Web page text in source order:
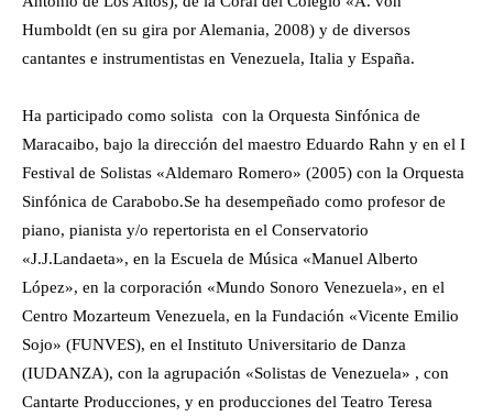
Humboldt (en su gira por Alemania, 2008) y de diversos
cantantes e instrumentistas en Venezuela, Italia y España.
Ha participado como solista con la Orquesta Sinfónica de
Maracaibo, bajo la dirección del maestro Eduardo Rahn y en el I
Festival de Solistas «Aldemaro Romero» (2005) con la Orquesta
Sinfónica de Carabobo.Se ha desempeñado como profesor de
piano, pianista y/o repertorista en el Conservatorio
«J.J.Landaeta», en la Escuela de Música «Manuel Alberto
López», en la corporación «Mundo Sonoro Venezuela», en el
Centro Mozarteum Venezuela, en la Fundación «Vicente Emilio
Sojo» (FUNVES), en el Instituto Universitario de Danza
(IUDANZA), con la agrupación «Solistas de Venezuela» , con
Cantarte Producciones, y en producciones del Teatro Teresa